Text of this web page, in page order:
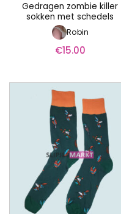
Gedragen zombie killer
sokken met schedels
Robin
€15.00